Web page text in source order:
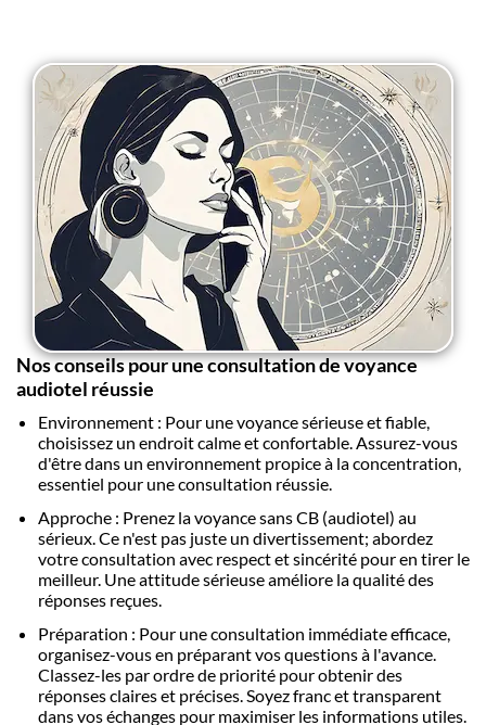
Nos conseils pour une consultation de voyance
audiotel réussie
Environnement : Pour une voyance sérieuse et fiable,
choisissez un endroit calme et confortable. Assurez-vous
d'être dans un environnement propice à la concentration,
essentiel pour une consultation réussie.
Approche : Prenez la voyance sans CB (audiotel) au
sérieux. Ce n'est pas juste un divertissement; abordez
votre consultation avec respect et sincérité pour en tirer le
meilleur. Une attitude sérieuse améliore la qualité des
réponses reçues.
Préparation : Pour une consultation immédiate efficace,
organisez-vous en préparant vos questions à l'avance.
Classez-les par ordre de priorité pour obtenir des
réponses claires et précises. Soyez franc et transparent
dans vos échanges pour maximiser les informations utiles.